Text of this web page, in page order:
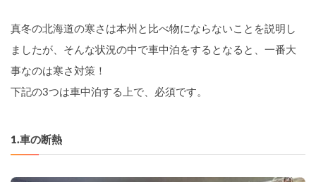
真冬の北海道の寒さは本州と比べ物にならないことを説明し
ましたが、そんな状況の中で車中泊をするとなると、一番大
事なのは寒さ対策！
下記の3つは車中泊する上で、必須です。
1.車の断熱